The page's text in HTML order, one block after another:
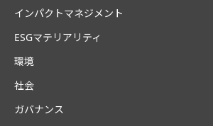
インパクトマネジメント
ESGマテリアリティ
環境
社会
ガバナンス